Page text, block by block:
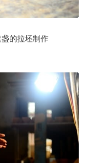
的拉坯制作